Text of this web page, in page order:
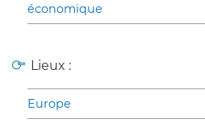
économique
Lieux :
Europe